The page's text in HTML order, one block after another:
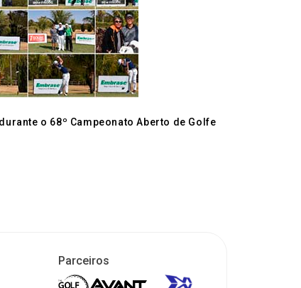
o 68º Campeonato Aberto de Golfe
Parceiros